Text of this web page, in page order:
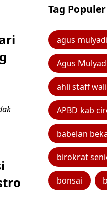
Tag Populer
agus mulyadi
Agus
ahli staff
APBD kab
babelan
birokrat
bonsai